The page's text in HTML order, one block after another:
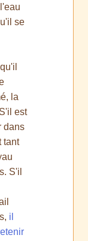
se
la
est
dans
tant
S'il
il